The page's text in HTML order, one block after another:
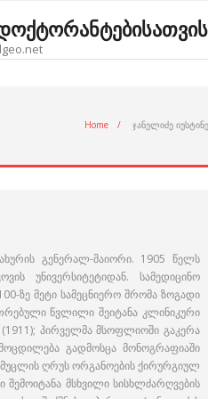
Home / ჯანელიძე იუსტინე
გენერალ-მაიორი. 1905 წელს
უნივერსიტეტიდან. სამედიცინო
ზე მეტი სამეცნიერო შრომა ზოგადი
წვლილი შეიტანა კლინიკური
პირველმა მსოფლიოში გაკერა
გადმოსცა მონოგრაფიაში
ღრუს ორგანოების ქირურგიულ
შემოიტანა მსხვილი სისხლძარღვების